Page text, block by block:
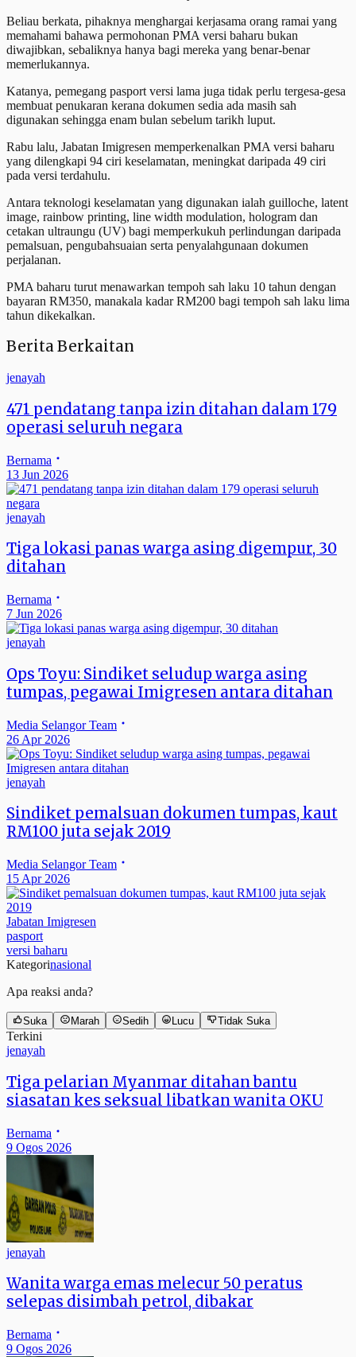
Beliau berkata, pihaknya menghargai kerjasama orang ramai yang
memahami bahawa permohonan PMA versi baharu bukan
diwajibkan, sebaliknya hanya bagi mereka yang benar-benar
memerlukannya.
Katanya, pemegang pasport versi lama juga tidak perlu tergesa-gesa
membuat penukaran kerana dokumen sedia ada masih sah
digunakan sehingga enam bulan sebelum tarikh luput.
Rabu lalu, Jabatan Imigresen memperkenalkan PMA versi baharu
yang dilengkapi 94 ciri keselamatan, meningkat daripada 49 ciri
pada versi terdahulu.
Antara teknologi keselamatan yang digunakan ialah guilloche, latent
image, rainbow printing, line width modulation, hologram dan
cetakan ultraungu (UV) bagi memperkukuh perlindungan daripada
pemalsuan, pengubahsuaian serta penyalahgunaan dokumen
perjalanan.
PMA baharu turut menawarkan tempoh sah laku 10 tahun dengan
bayaran RM350, manakala kadar RM200 bagi tempoh sah laku lima
tahun dikekalkan.
Berita Berkaitan
jenayah
471 pendatang tanpa izin ditahan dalam 179
operasi seluruh negara
Bernama
13 Jun 2026
jenayah
Tiga lokasi panas warga asing digempur, 30
ditahan
Bernama
7 Jun 2026
jenayah
Ops Toyu: Sindiket seludup warga asing
tumpas, pegawai Imigresen antara ditahan
Media Selangor Team
26 Apr 2026
jenayah
Sindiket pemalsuan dokumen tumpas, kaut
RM100 juta sejak 2019
Media Selangor Team
15 Apr 2026
Jabatan Imigresen
pasport
versi baharu
Kategorinasional
Apa reaksi anda?
Suka Marah Sedih Lucu Tidak Suka
Terkini
jenayah
Tiga pelarian Myanmar ditahan bantu
siasatan kes seksual libatkan wanita OKU
Bernama
9 Ogos 2026
jenayah
Wanita warga emas melecur 50 peratus
selepas disimbah petrol, dibakar
Bernama
9 Ogos 2026